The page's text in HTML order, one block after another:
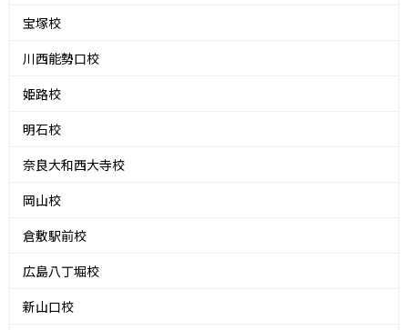
宝塚校
川西能勢口校
姫路校
明石校
奈良大和西大寺校
岡山校
倉敷駅前校
広島八丁堀校
新山口校